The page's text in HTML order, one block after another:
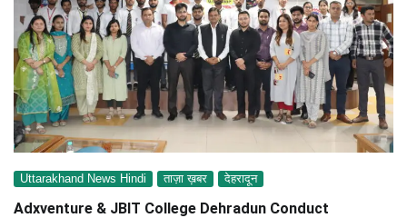
Uttarakhand News Hindi ताज़ा ख़बर देहरादून
Adxventure & JBIT College Dehradun Conduct